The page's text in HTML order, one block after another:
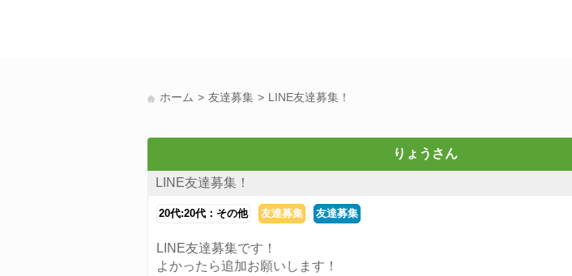
ホーム 友達募集 LINE友達募集！
りょうさん
LINE友達募集！
20代:20代：その他 友達募集 友達募集
LINE友達募集です！
よかったら追加お願いします！